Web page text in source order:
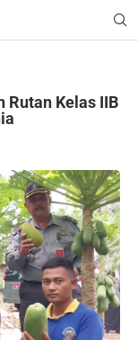
Rutan Kelas IIB